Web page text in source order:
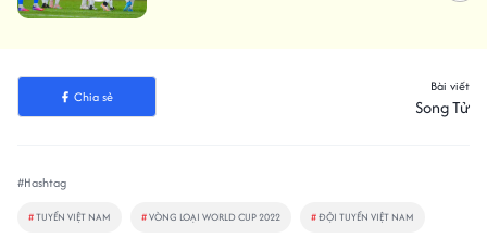
Chia sẻ
Bài viết
Song Tử
#Hashtag
#TUYỂN VIỆT NAM #VÒNG LOẠI WORLD CUP 2022 #ĐỘI TUYỂN VIỆT NAM